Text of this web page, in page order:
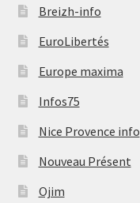
Breizh-info
EuroLibertés
Europe maxima
Infos75
Nice Provence info
Nouveau Présent
Ojim